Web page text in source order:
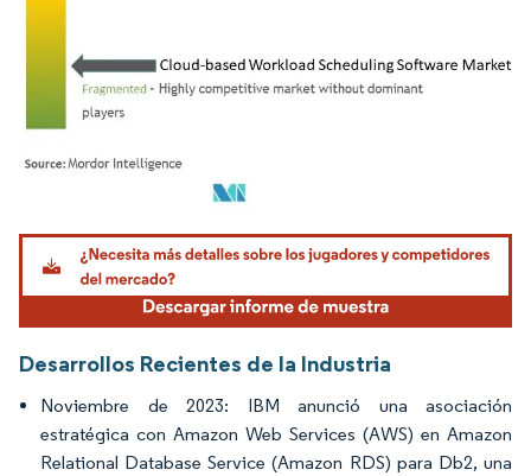
Imagen © Mordor Intelligence. El uso requiere atribución según CC BY 4.0.
Desarrollos Recientes de la Industria
Noviembre de 2023: IBM anunció una asociación
estratégica con Amazon Web Services (AWS) en Amazon
Relational Database Service (Amazon RDS) para Db2, una